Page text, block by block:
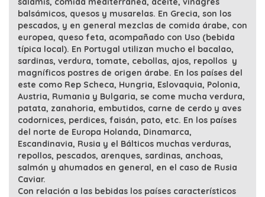
balsámicos, quesos y musarelas. En Grecia, son los
pescados, y en general mezclas de comida árabe, con
europea, queso feta, acompañado con Uso (bebida
típica local). En Portugal utilizan mucho el bacalao,
sardinas, verdura, tomate, cebollas, ajos, repollos y
magníficos postres de origen árabe. En los países del
este como Rep Scheca, Hungria, Eslovaquia, Polonia,
Austria, Rumania y Bulgaria, se come mucha verdura,
patata, zanahoria, embutidos, carne de cerdo y aves
codornices, perdices, faisán, pato, etc. En los países
del norte de Europa Holanda, Dinamarca,
Escandinavia, Rusia y el Bálticos muchas verduras,
repollos, pescados, arenques, sardinas, anchoas,
salmón y ahumados en general, en el caso de Rusia
Caviar.
Con relación a las bebidas los países característicos